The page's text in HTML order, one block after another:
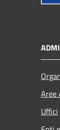
Aree
Uffici